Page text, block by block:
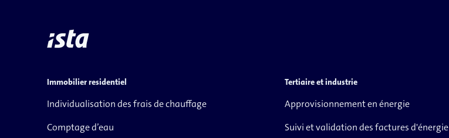
Immobilier residentiel
Individualisation des frais de chauffage
Comptage d’eau
Tertiaire et industrie
Approvisionnement en énergie
Suivi et validation des factures d'énergie